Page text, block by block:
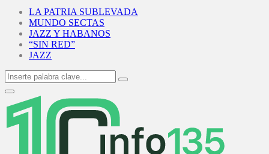
LA PATRIA SUBLEVADA
MUNDO SECTAS
JAZZ Y HABANOS
“SIN RED”
JAZZ
Search
for:
Search
Primary
Menu